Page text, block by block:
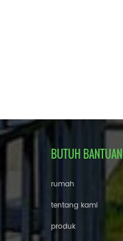
BUTUH BANTUAN
rumah
tentang kami
produk